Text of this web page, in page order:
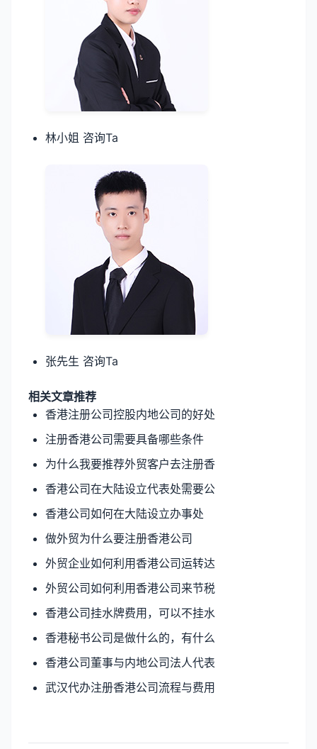
林小姐 咨询Ta
张先生 咨询Ta
相关文章推荐
香港注册公司控股内地公司的好处
注册香港公司需要具备哪些条件
为什么我要推荐外贸客户去注册香
香港公司在大陆设立代表处需要公
香港公司如何在大陆设立办事处
做外贸为什么要注册香港公司
外贸企业如何利用香港公司运转达
外贸公司如何利用香港公司来节税
香港公司挂水牌费用，可以不挂水
香港秘书公司是做什么的，有什么
香港公司董事与内地公司法人代表
武汉代办注册香港公司流程与费用